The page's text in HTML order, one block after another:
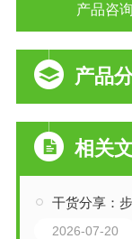
产品咨询
产品
相关
干货分享：步入
2026-07-20